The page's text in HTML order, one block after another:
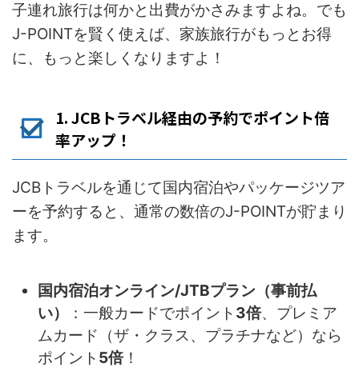
子連れ旅行は何かと出費がかさみますよね。でも
J-POINTを賢く使えば、家族旅行がもっとお得
に、もっと楽しくなりますよ！
1. JCBトラベル経由の予約でポイント倍
率アップ！
JCBトラベルを通じて国内宿泊やパッケージツア
ーを予約すると、通常の数倍のJ-POINTが貯まり
ます。
国内宿泊オンライン/JTBプラン（事前払
い）
：一般カードでポイント 3倍、プレミア
ムカード（ザ・クラス、プラチナなど）なら
ポイント 5倍！